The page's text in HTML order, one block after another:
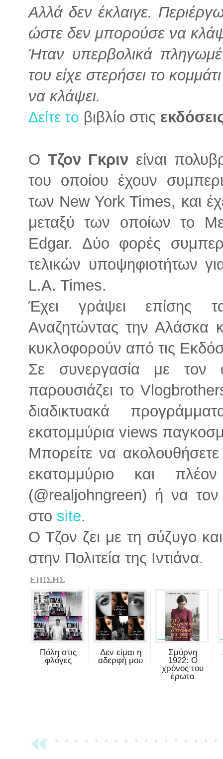
Αλλά δεν έκλαιγε.
ώστε δεν μπορούσε να
Ήταν υπερβολικά
του είχε στερήσει το
να κλάψει.
Δείτε το βιβλίο στις
Ο Τζον Γκριν είναι
του οποίου έχουν
των New York Times, και
μεταξύ των οποίων το
Edgar. Δύο φορές
τελικών υποψηφιοτήτων
L.A. Times.
Έχει γράψει επίσης
Αναζητώντας την Αλάσκα
κυκλοφορούν από τις
Σε συνεργασία με
παρουσιάζει το
διαδικτυακά
εκατομμύρια views
Μπορείτε να
εκατομμύριο και
(@realjohngreen) ή να τον
στο site.
Ο Τζον ζει με τη σύζυγο
στην Πολιτεία της Ιντιάνα.
ΕΠΙΣΗΣ
Πόλη στις
φλόγες
Δεν είμαι η
αδερφή μου
Σμύρνη
1922: Ο
χρόνος του
έρωτα